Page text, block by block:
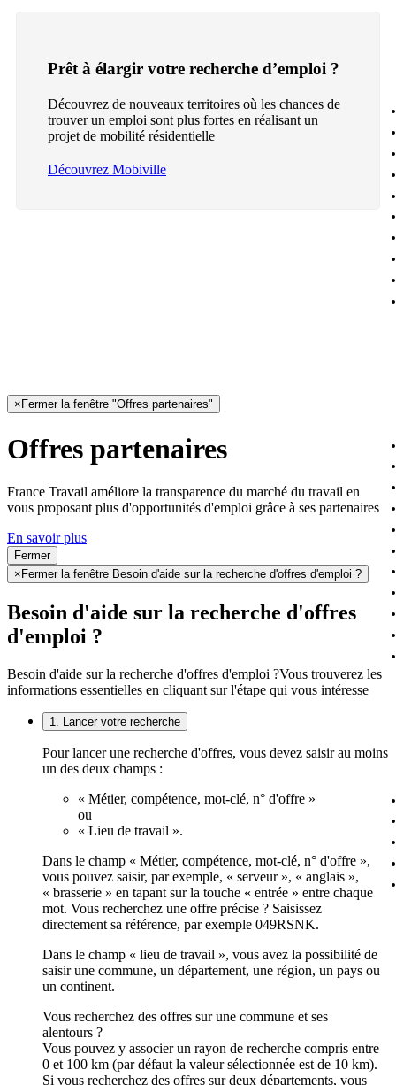
Prêt à élargir votre recherche d’emploi ?
Découvrez de nouveaux territoires où les chances de
trouver un emploi sont plus fortes en réalisant un
projet de mobilité résidentielle
Découvrez Mobiville
× Fermer la fenêtre "Offres partenaires"
Offres partenaires
France Travail améliore la transparence du marché du travail en
vous proposant plus d'opportunités d'emploi grâce à ses partenaires
En savoir plus
Fermer
× Fermer la fenêtre Besoin d'aide sur la recherche d'offres d'emploi ?
Besoin d'aide sur la recherche d'offres
d'emploi ?
Besoin d'aide sur la recherche d'offres d'emploi ?Vous trouverez les
informations essentielles en cliquant sur l'étape qui vous intéresse
1. Lancer votre recherche
Pour lancer une recherche d'offres, vous devez saisir au moins
un des deux champs :
« Métier, compétence, mot-clé, n° d'offre »
ou
« Lieu de travail ».
Dans le champ « Métier, compétence, mot-clé, n° d'offre »,
vous pouvez saisir, par exemple, « serveur », « anglais »,
« brasserie » en tapant sur la touche « entrée » entre chaque
mot. Vous recherchez une offre précise ? Saisissez
directement sa référence, par exemple 049RSNK.
Dans le champ « lieu de travail », vous avez la possibilité de
saisir une commune, un département, une région, un pays ou
un continent.
Vous recherchez des offres sur une commune et ses
alentours ?
Vous pouvez y associer un rayon de recherche compris entre
0 et 100 km (par défaut la valeur sélectionnée est de 10 km).
Si vous recherchez des offres sur deux départements, vous